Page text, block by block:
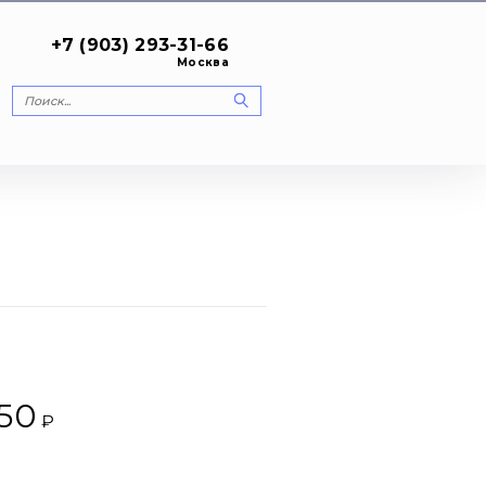
+7 (903) 293-31-66
Москва
₽